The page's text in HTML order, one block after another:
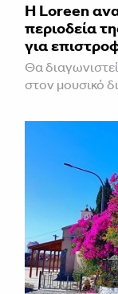
Η Loreen
περιοδεία
για
Θα
στον μουσικό